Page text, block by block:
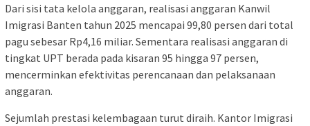
Dari sisi tata kelola anggaran, realisasi anggaran Kanwil
Imigrasi Banten tahun 2025 mencapai 99,80 persen dari total
pagu sebesar Rp4,16 miliar. Sementara realisasi anggaran di
tingkat UPT berada pada kisaran 95 hingga 97 persen,
mencerminkan efektivitas perencanaan dan pelaksanaan
anggaran.
Sejumlah prestasi kelembagaan turut diraih. Kantor Imigrasi